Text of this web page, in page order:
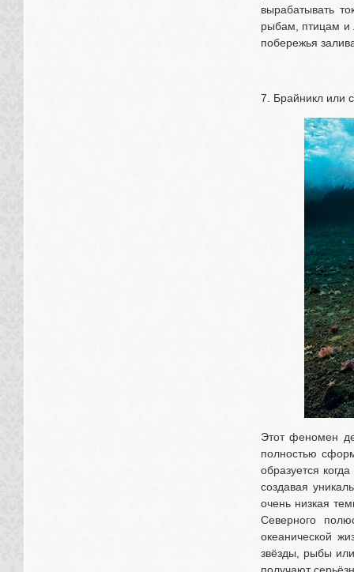
вырабатывать
рыбам, птицам и
побережья
7. Брайникл или
Этот феномен
полностью
образуется
создавая
очень низкая
Северного
океанической
звёзды, рыбы